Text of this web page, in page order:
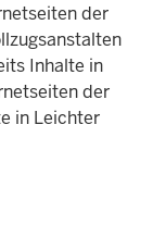
der
Inhalte in
der
in Leichter